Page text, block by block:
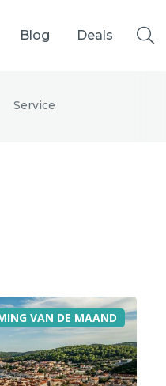
Blog Deals
Service
VAN DE MAAND